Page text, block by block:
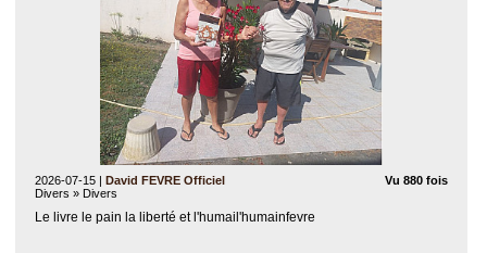
2026-07-15 David FEVRE Officiel
Vu 880 fois
Divers » Divers
Le livre le pain la liberté et l'humail'humainfevre